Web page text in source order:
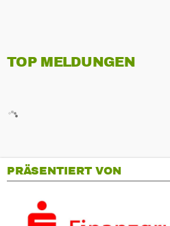
TOP MELDUNGEN
PRÄSENTIERT VON